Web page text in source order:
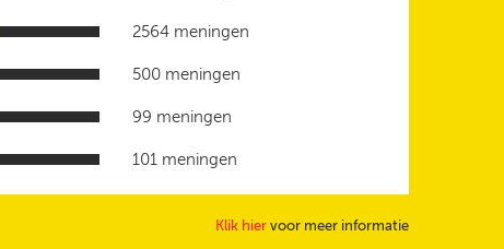
2564 meningen
500 meningen
99 meningen
101 meningen
Klik hier voor meer informatie